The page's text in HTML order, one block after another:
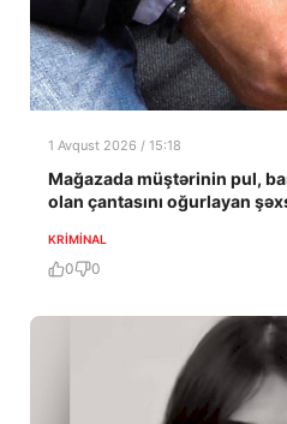
1 Avqust 2026 / 15:18
Mağazada müştərinin pul,
olan çantasını oğurlayan
KRIMINAL
0 0